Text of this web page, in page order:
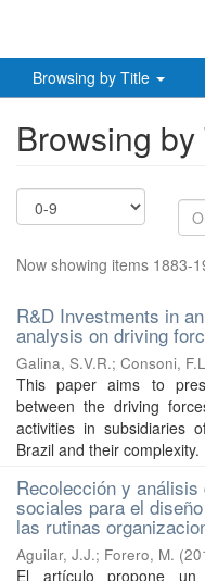
Browsing by Title
Browsing by
Now showing items 1883-
R&D Investments in
analysis on driving
Galina, S.V.R.; Consoni,
This paper aims to
between the driving
activities in subsidiaries
Brazil and their
Recolección y
sociales para el
las rutinas
Aguilar, J.J.; Forero, M. (
El artículo propone